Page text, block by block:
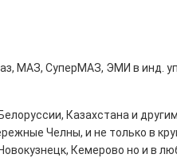
МАЗ, СуперМАЗ, ЭМИ в инд.
Казахстана и
Челны, и не только в
Кемерово но и в